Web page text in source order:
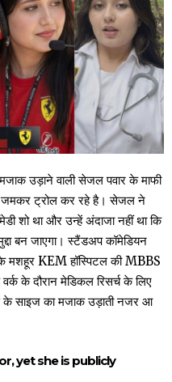
उड़ाने वाली सेजल पवार के माफी
जमकर ट्रोल कर रहे है। सेजल ने
शो था और उन्हें अंदाजा नहीं था कि
बन जाएगा। स्टैंडअप कॉमेडियन
के मशहूर KEM हॉस्पिटल की MBBS
के दौरान मेडिकल रिसर्च के लिए
के साइज का मजाक उड़ाती नजर आ
yet she is publicly